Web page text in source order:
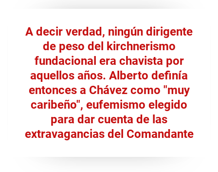
A decir verdad, ningún dirigente
de peso del kirchnerismo
fundacional era chavista por
aquellos años. Alberto definía
entonces a Chávez como "muy
caribeño", eufemismo elegido
para dar cuenta de las
extravagancias del Comandante